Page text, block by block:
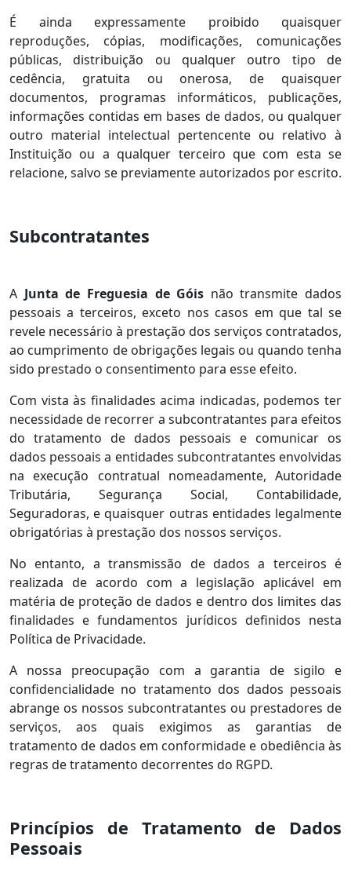
É ainda expressamente proibido quaisquer
reproduções, cópias, modificações, comunicações
públicas, distribuição ou qualquer outro tipo de
cedência, gratuita ou onerosa, de quaisquer
documentos, programas informáticos, publicações,
informações contidas em bases de dados, ou qualquer
outro material intelectual pertencente ou relativo à
Instituição ou a qualquer terceiro que com esta se
relacione, salvo se previamente autorizados por escrito.
Subcontratantes
A Junta de Freguesia de Góis não transmite dados
pessoais a terceiros, exceto nos casos em que tal se
revele necessário à prestação dos serviços contratados,
ao cumprimento de obrigações legais ou quando tenha
sido prestado o consentimento para esse efeito.
Com vista às finalidades acima indicadas, podemos ter
necessidade de recorrer a subcontratantes para efeitos
do tratamento de dados pessoais e comunicar os
dados pessoais a entidades subcontratantes envolvidas
na execução contratual nomeadamente, Autoridade
Tributária, Segurança Social, Contabilidade,
Seguradoras, e quaisquer outras entidades legalmente
obrigatórias à prestação dos nossos serviços.
No entanto, a transmissão de dados a terceiros é
realizada de acordo com a legislação aplicável em
matéria de proteção de dados e dentro dos limites das
finalidades e fundamentos jurídicos definidos nesta
Política de Privacidade.
A nossa preocupação com a garantia de sigilo e
confidencialidade no tratamento dos dados pessoais
abrange os nossos subcontratantes ou prestadores de
serviços, aos quais exigimos as garantias de
tratamento de dados em conformidade e obediência às
regras de tratamento decorrentes do RGPD.
Princípios de Tratamento de Dados
Pessoais